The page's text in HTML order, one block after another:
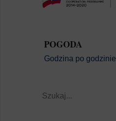
POGODA
Godzina po godzinie